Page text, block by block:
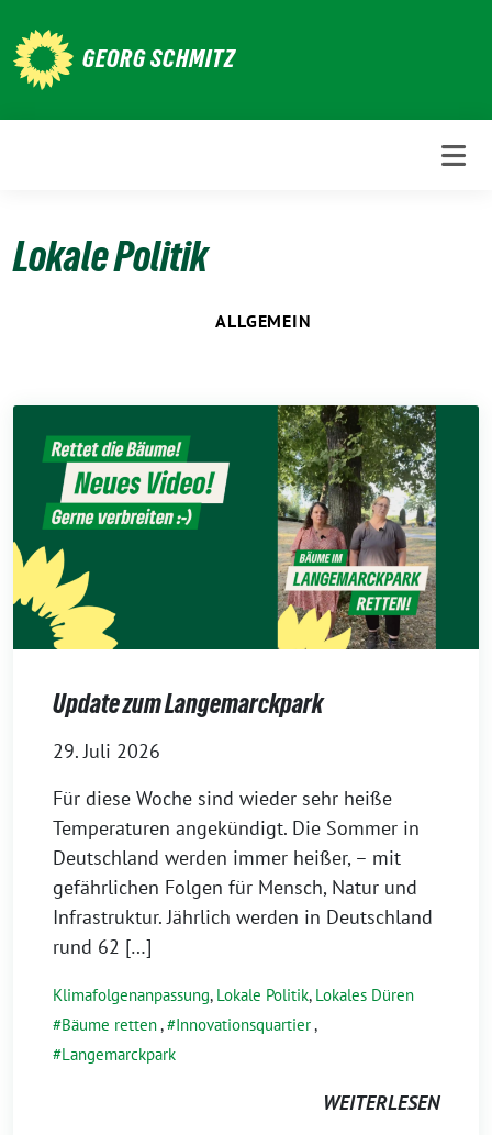
zum
Inhalt
GEORG SCHMITZ
Lokale Politik
ALLGEMEIN
Update zum Langemarckpark
29. Juli 2026
Für diese Woche sind wieder sehr heiße
Temperaturen angekündigt. Die Sommer in
Deutschland werden immer heißer, – mit
gefährlichen Folgen für Mensch, Natur und
Infrastruktur. Jährlich werden in Deutschland
rund 62 […]
Klimafolgenanpassung, Lokale Politik, Lokales Düren
Bäume retten, Innovationsquartier,
Langemarckpark
WEITERLESEN